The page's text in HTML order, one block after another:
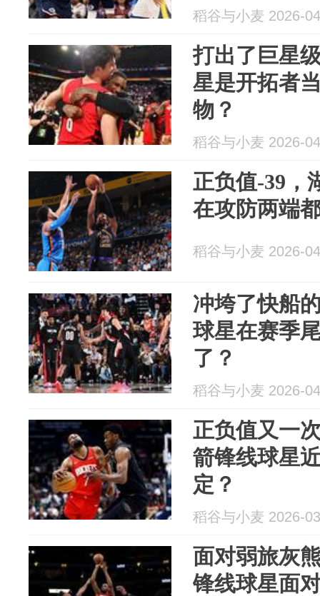
稻谷与小麦 2026-
打出了巨星
星是开拓者
物？
稻谷与小麦 2026-
正负值-39，
在攻防两端
稻谷与小麦 2026-
冲垮了快船
球星在赛季
了？
稻谷与小麦 2026-
正负值又一
箭锋线球星
定？
稻谷与小麦 2026-
面对弱旅灰
锋线球星面